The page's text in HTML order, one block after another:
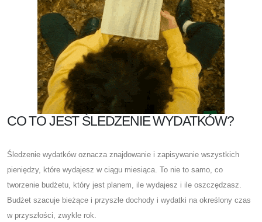
CO TO JEST ŚLEDZENIE WYDATKÓW?
Śledzenie wydatków oznacza znajdowanie i zapisywanie wszystkich
pieniędzy, które wydajesz w ciągu miesiąca. To nie to samo, co
tworzenie budżetu, który jest planem, ile wydajesz i ile oszczędzasz.
Budżet szacuje bieżące i przyszłe dochody i wydatki na określony czas
w przyszłości, zwykle rok.